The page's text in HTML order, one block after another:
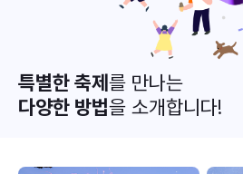
특별한 축제를 만나는
다양한 방법을 소개합니다!